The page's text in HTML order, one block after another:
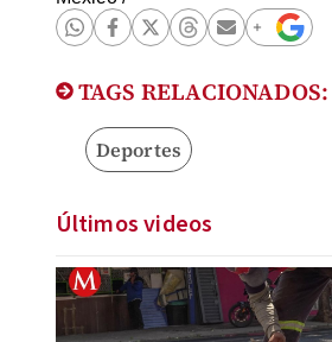
TAGS RELACIONADOS:
Deportes
Últimos videos